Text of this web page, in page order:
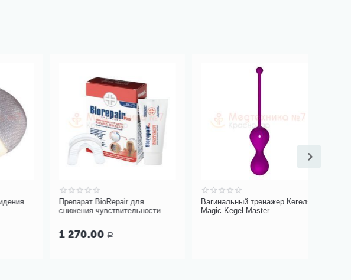
Препарат BioRepair для
снижения чувствительности
1 270.00 Р
Вагинальный тренажер Кегеля
Magic Kegel Master